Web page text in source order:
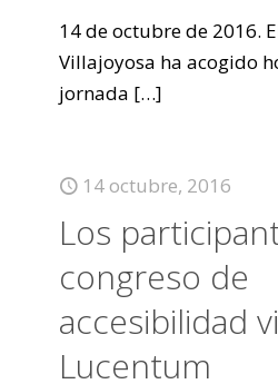
14 de octubre de 2016.
Villajoyosa ha acogido
jornada […]
14 octubre, 2016
Los
congreso de
accesibilidad
Lucentum